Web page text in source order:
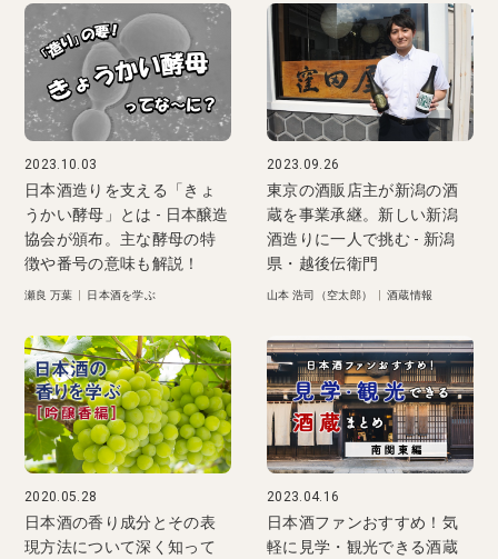
2023.10.03
日本酒造りを支える「きょ
うかい酵母」とは - 日本醸造
協会が頒布。主な酵母の特
徴や番号の意味も解説！
瀬良 万葉 日本酒を学ぶ
2023.09.26
東京の酒販店主が新潟の酒
蔵を事業承継。新しい新潟
酒造りに一人で挑む - 新潟
県・越後伝衛門
山本 浩司（空太郎） 酒蔵情報
2020.05.28
日本酒の香り成分とその表
現方法について深く知って
2023.04.16
日本酒ファンおすすめ！気
軽に見学・観光できる酒蔵